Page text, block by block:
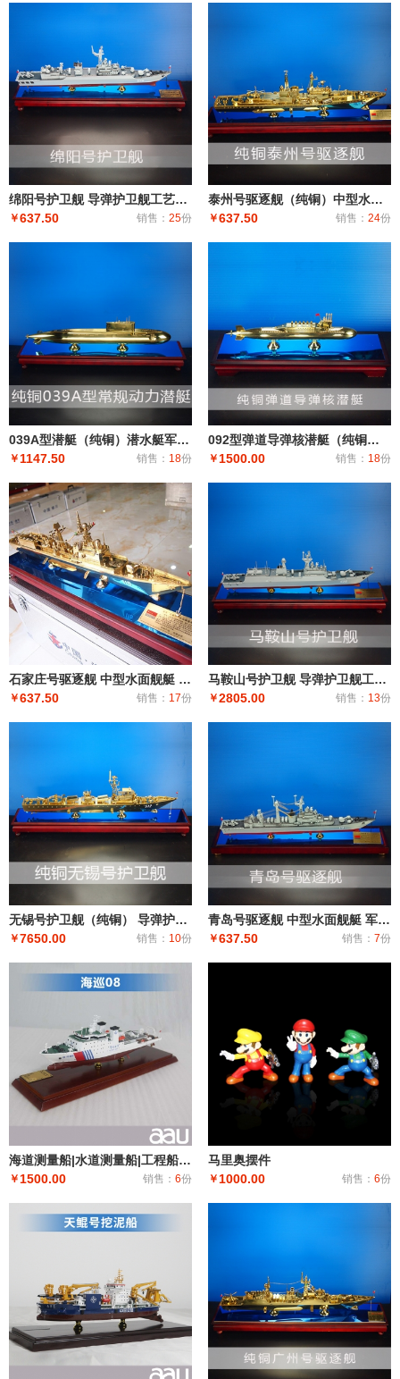
绵阳号护卫舰 导弹护卫舰工艺船航模纪念摆件展览收藏品送礼
￥637.50 销售： 25份
泰州号驱逐舰（纯铜）中型水面舰艇 军事海军舰艇模型 工艺船航模纪念摆件展览收藏品送
￥637.50 销售： 24份
039A型潜艇（纯铜）潜水艇军舰|潜水船|中型或小型（袖珍潜艇、潜水器）和水下自动机械装置
￥ 1147.50 销售： 18份
092型弹道导弹核潜艇（纯铜）潜艇潜水艇军舰|潜水船|中型或小型（袖珍潜艇、潜水器）和水下自动机械装
￥ 1500.00 销售： 18份
石家庄号驱逐舰 中型水面舰艇 军事海军舰艇模型 工艺船航模纪念摆件展览收藏品送
￥637.50 销售： 17份
马鞍山号护卫舰 导弹护卫舰工艺船航模纪念摆件展览收藏品送礼
￥2805.00 销售： 13份
无锡号护卫舰（纯铜） 导弹护卫舰工艺船航模纪念摆件展览收藏品送礼
￥7650.00 销售： 10份
青岛号驱逐舰 中型水面舰艇 军事海军舰艇模型 工艺船航模纪念摆件展览收藏品送
￥637.50 销售： 7份
海道测量船|水道测量船|工程船布缆船|海巡08海道测量船模型工艺船航模纪念摆件展览收藏品送礼
￥ 1500.00 销售： 6份
马里奥摆件
￥ 1000.00 销售： 6份